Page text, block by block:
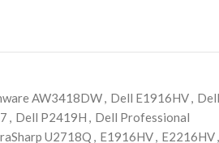
AW3418DW, Dell E1916HV, Dell
, Dell P2419H , Dell Professional
U2718Q , E1916HV, E2216HV,